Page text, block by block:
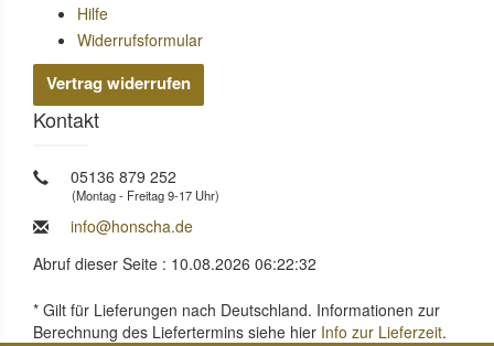
Hilfe
Widerrufsformular
Vertrag widerrufen
Kontakt
05136 879 252
(Montag - Freitag 9-17 Uhr)
info@honscha.de
Abruf dieser Seite : 10.08.2026 06:22:32
* Gilt für Lieferungen nach Deutschland. Informationen zur
Berechnung des Liefertermins siehe hier Info zur Lieferzeit.